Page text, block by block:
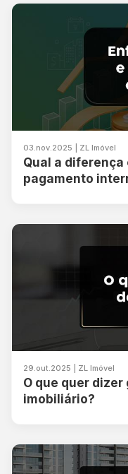
03.nov.2025 | ZL Imóvel
Qual a
pagamento
29.out.2025 | ZL Imóvel
O que quer
imobiliário?